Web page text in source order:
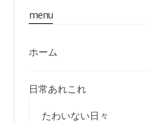
menu
ホーム
日常あれこれ
たわいない日々